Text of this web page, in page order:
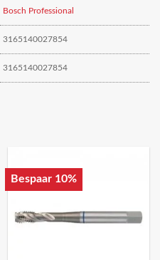
Bosch Professional
3165140027854
3165140027854
Bespaar 10%